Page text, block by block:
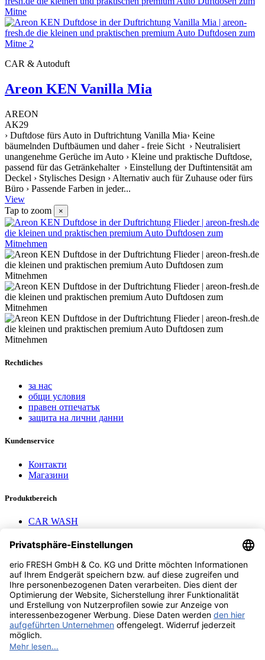
CAR & Autoduft
Areon KEN Vanilla Mia
AREON
AK29
› Duftdose fürs Auto in Duftrichtung Vanilla Mia› Keine
bäumelnden Duftbäumen und daher - freie Sicht › Neutralisiert
unangenehme Gerüche im Auto › Kleine und praktische Duftdose,
passend für das Getränkehalter › Einstellung der Duftintensität am
Deckel › Stylisches Design › Alternativ auch für Zuhause oder fürs
Büro › Passende Farben in jeder...
View
Tap to zoom
×
Rechtliches
за нас
общи условия
правен отпечатък
защита на лични данни
Kundenservice
Контакти
Магазини
Produktbereich
CAR WASH
AEROTEC Compressors
Nayax Cashless
Contact us
erio FRESH GmbH & Co. KG
Stader Landstr. 7
28719 Bremen
+49 (0) 421 169 817 80